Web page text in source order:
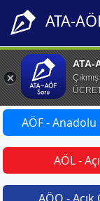
ATA-
ATA-
AÖF -
AÖL -